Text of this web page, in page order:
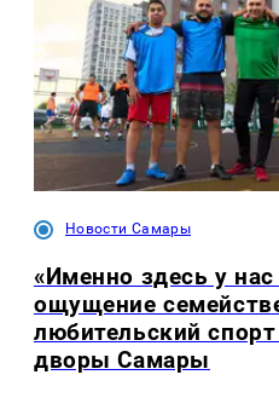
Новости Самары
«Именно здесь у
ощущение
любительский
дворы Самары